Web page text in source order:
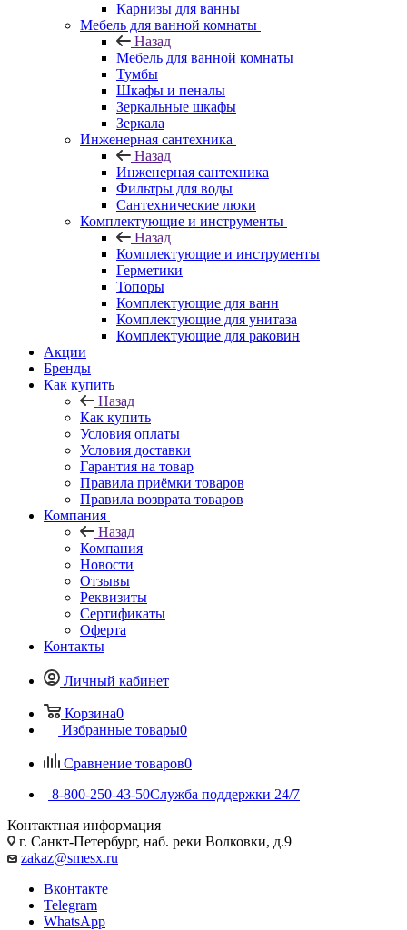
Карнизы для ванны
Мебель для ванной комнаты
Назад
Мебель для ванной комнаты
Тумбы
Шкафы и пеналы
Зеркальные шкафы
Зеркала
Инженерная сантехника
Назад
Инженерная сантехника
Фильтры для воды
Сантехнические люки
Комплектующие и инструменты
Назад
Комплектующие и инструменты
Герметики
Топоры
Комплектующие для ванн
Комплектующие для унитаза
Комплектующие для раковин
Акции
Бренды
Как купить
Назад
Как купить
Условия оплаты
Условия доставки
Гарантия на товар
Правила приёмки товаров
Правила возврата товаров
Компания
Назад
Компания
Новости
Отзывы
Реквизиты
Сертификаты
Оферта
Контакты
Личный кабинет
Корзина0
Избранные товары0
Сравнение товаров0
8-800-250-43-50Служба поддержки 24/7
Контактная информация
г. Санкт-Петербург, наб. реки Волковки, д.9
zakaz@smesx.ru
Вконтакте
Telegram
WhatsApp